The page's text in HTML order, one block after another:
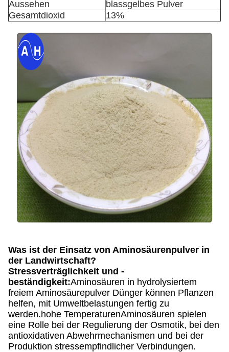
Aussehen
blassgelbes Pulver
Gesamtdioxid
13%
Was ist der Einsatz von Aminosäurenpulver in
der Landwirtschaft?
Stressverträglichkeit und -
beständigkeit:Aminosäuren in hydrolysiertem
freiem Aminosäurepulver Dünger können Pflanzen
helfen, mit Umweltbelastungen fertig zu
werden.hohe TemperaturenAminosäuren spielen
eine Rolle bei der Regulierung der Osmotik, bei den
antioxidativen Abwehrmechanismen und bei der
Produktion stressempfindlicher Verbindungen.